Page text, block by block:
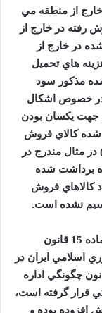
از منطقه مي
رفته در خارج از
در خارج از
هاي تحميل
مذکور سود
در خصوص اشکال
جهت يکسان بودن
شده کالاي فروش
در مثال مندرج در
برداشت شده
کالاهاي فروش
نشده است.
15 قانون
اسلامي ايران در
چگونگي اداره
قرار گرفته است،
افزوده بوده و